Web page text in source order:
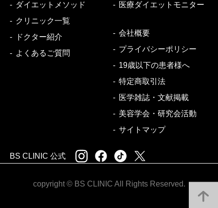
ダイエットメソッド
クリニック一覧
ドクター紹介
よくあるご質問
医療ダイエットモニター
会社概要
プライバシーポリシー
19歳以下の患者様へ
特定商取引法
医学雑誌・文献掲載
美容学会・研究会活動
サイトマップ
BS CLINIC 公式
copyright © BS CLINIC All Rights Reserved.